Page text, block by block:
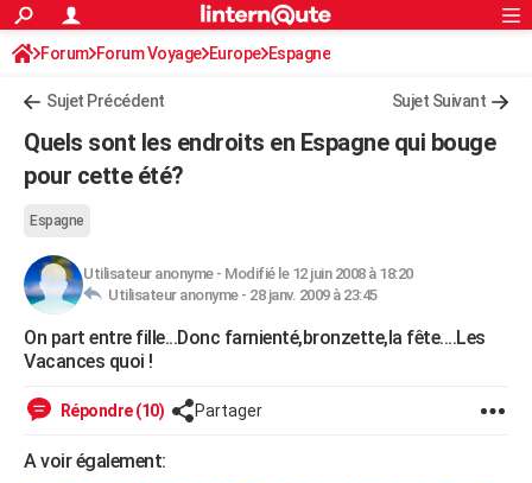
ACTUALITÉS
Politique
Société
Faits Divers
Education
Monde
Villes
+
Programme TV
Sorties cinéma
FINANCE
Retraite
Impôts
Epargne
Immobilier
Risques naturels par ville
Banque
Assurance
Crédit
AUTO
Essais
Réserver un essai
Citadines
Berlines
SUV
Forum auto
HIGH-TECH
Mobiles
Meilleur smartphone
Internet
Ordinateurs
Jeux vidéo
Guide high-tech
BRICOLAGE
Forum
Aménagement intérieur
Extérieur
Cuisine
Salle de bains
Jardinage
Rangement
WEEK-END
Guides de France
Escapades
Patrimoine
Expositions
Musées
Week-end nature
LIFESTYLE
Art de vivre
Bien-être
Loisirs
Mode
Modes de vie
SANTE
S'inscrire
Connexion
Forum Forum Voyage Europe Espagne
Sujet Précédent Sujet Suivant
Quels sont les endroits en Espagne qui bouge
pour cette été?
Espagne
Utilisateur anonyme- Modifié le 12 juin 2008 à 18:20
Utilisateur anonyme - 28 janv. 2009 à 23:45
On part entre fille...Donc farnienté,bronzette,la fête....Les
Vacances quoi !
Répondre (10) Partager
A voir également: